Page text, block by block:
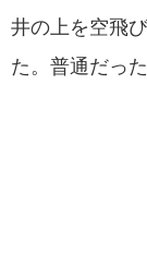
井の上を空飛
た。普通だっ